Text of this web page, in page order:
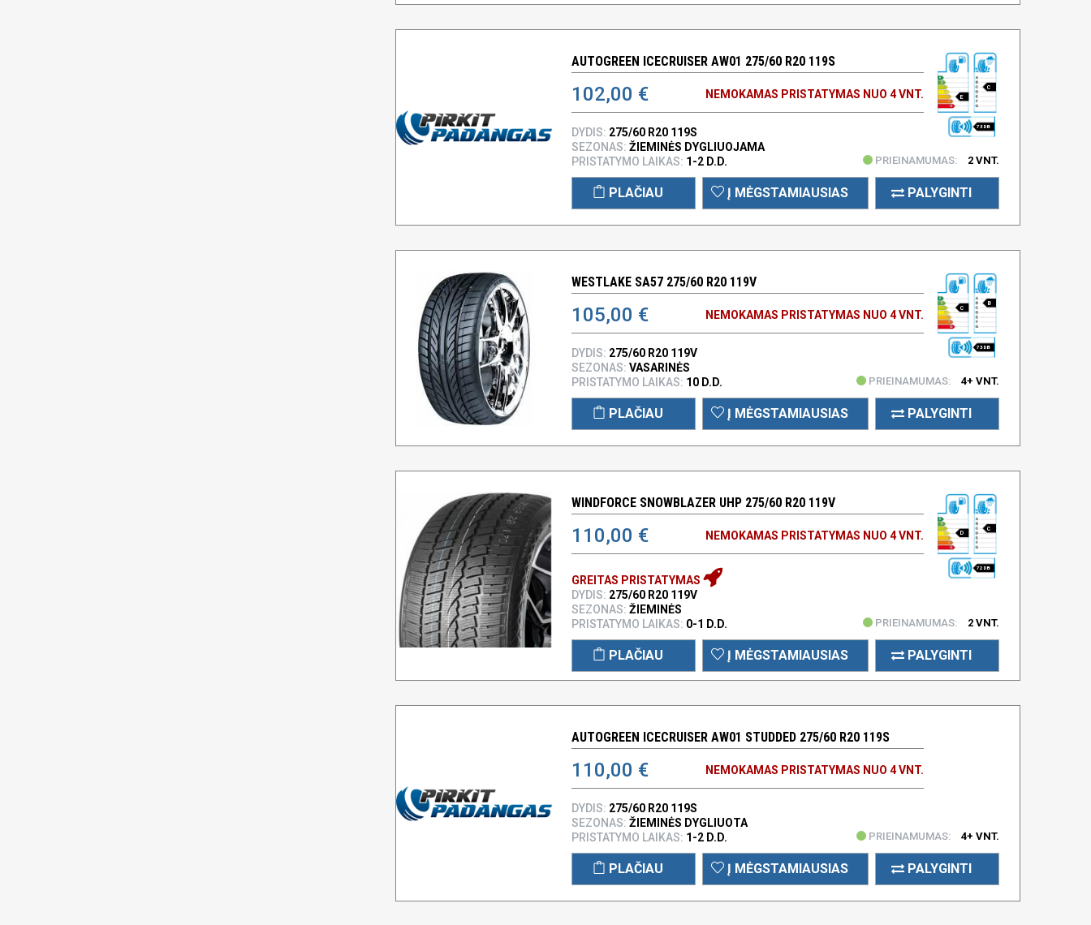
AUTOGREEN ICECRUISER AW01 275/60 R20 119S
102,00 € NEMOKAMAS PRISTATYMAS NUO 4 VNT. E
C
73 DB
DYDIS: 275/60 R20 119S
SEZONAS: ŽIEMINĖS DYGLIUOJAMA
PRISTATYMO LAIKAS: 1-2 D.D. PRIEINAMUMAS: 2 VNT.
PLAČIAU Į MĖGSTAMIAUSIAS PALYGINTI
WESTLAKE SA57 275/60 R20 119V
105,00 € NEMOKAMAS PRISTATYMAS NUO 4 VNT.
C
B
73 DB
DYDIS: 275/60 R20 119V
SEZONAS: VASARINĖS
PRISTATYMO LAIKAS: 10 D.D. PRIEINAMUMAS: 4+ VNT.
PLAČIAU Į MĖGSTAMIAUSIAS PALYGINTI
WINDFORCE SNOWBLAZER UHP 275/60 R20 119V
110,00 € NEMOKAMAS PRISTATYMAS NUO 4 VNT. D
C
72 DB
GREITAS PRISTATYMAS
DYDIS: 275/60 R20 119V
SEZONAS: ŽIEMINĖS
PRISTATYMO LAIKAS: 0-1 D.D. PRIEINAMUMAS: 2 VNT.
PLAČIAU Į MĖGSTAMIAUSIAS PALYGINTI
AUTOGREEN ICECRUISER AW01 STUDDED 275/60 R20 119S
110,00 € NEMOKAMAS PRISTATYMAS NUO 4 VNT.
DYDIS: 275/60 R20 119S
SEZONAS: ŽIEMINĖS DYGLIUOTA
PRISTATYMO LAIKAS: 1-2 D.D. PRIEINAMUMAS: 4+ VNT.
PLAČIAU Į MĖGSTAMIAUSIAS PALYGINTI